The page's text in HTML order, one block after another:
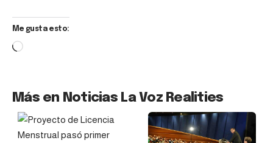
Me gusta esto:
Más en Noticias La Voz Realities